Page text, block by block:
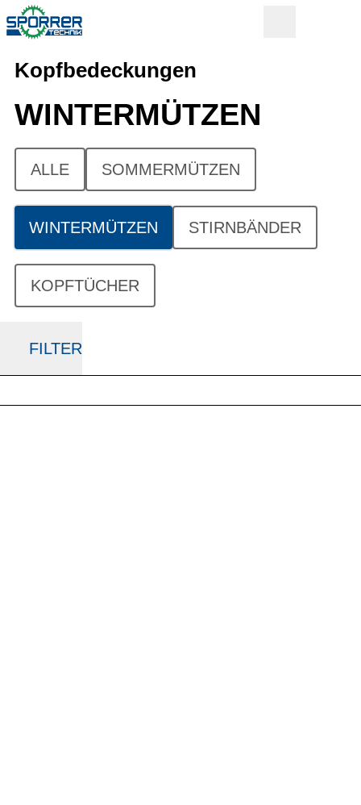
Kopfbedeckungen
WINTERMÜTZEN
ALLE SOMMERMÜTZEN
WINTERMÜTZEN STIRNBÄNDER
KOPFTÜCHER
FILTER